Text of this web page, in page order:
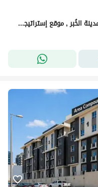
فرصة مميزة لسكن راقي في الروابي في مدينة الخُبر , موقع إستراتيجي بمساحات واسعة و بيئة هادئة و آمنة.